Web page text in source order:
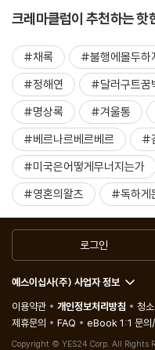
크레마클럽이 추천하는
#채록 #불행에몰두하
#정해연
#달러구트꿈
#명상록
#겨울통
#베르나르베르베르
#
#미국은어떻게무너지는가
#영혼의왈츠
#독하게
로그인
예스이십사(주) 사업자 정보
이용약관
개인정보처리방침
청
제휴문의
FAQ eBook 1:1 문의
Copyright © YES24 Corp. All Rights